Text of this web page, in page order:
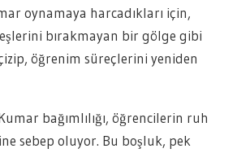
oynamaya harcadıkları için,
bırakmayan bir gölge gibi
öğrenim süreçlerini yeniden
bağımlılığı, öğrencilerin ruh
sebep oluyor. Bu boşluk, pek